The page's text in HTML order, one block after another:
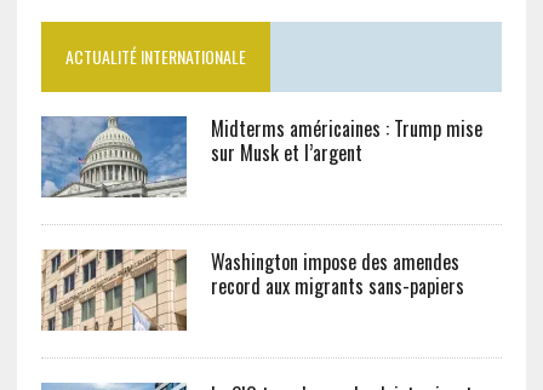
ACTUALITÉ INTERNATIONALE
Midterms américaines : Trump mise
sur Musk et l’argent
Washington impose des amendes
record aux migrants sans-papiers